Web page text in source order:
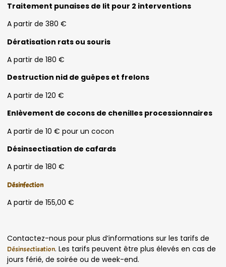
Traitement punaises de lit pour 2 interventions
A partir de 380 €
Dératisation rats ou souris
A partir de 180 €
Destruction nid de guêpes et frelons
A partir de 120 €
Enlèvement de cocons de chenilles processionnaires
A partir de 10 € pour un cocon
Désinsectisation de cafards
A partir de 180 €
Désinfection
A partir de 155,00 €
Contactez-nous pour plus d’informations sur les tarifs de
Désinsectisation. Les tarifs peuvent être plus élevés en cas de
jours férié, de soirée ou de week-end.